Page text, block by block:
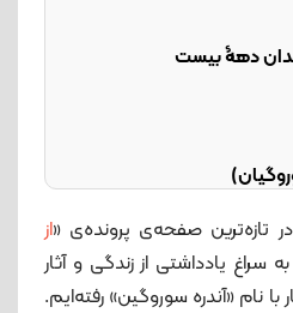
دهۀ بیست
ایران
تازه‌ترین صفحه‌ی پرونده‌ی «از
سراغ یادداشتی از زندگی و آثار
با نام «آندره سوروگین» رفته‌ایم.